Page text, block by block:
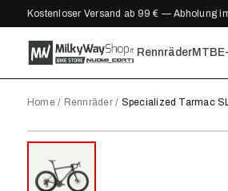
Kostenloser Versand ab 99 € — Abholung
RennräderMTB
Home/ Rennräder/ Specialized Tarmac